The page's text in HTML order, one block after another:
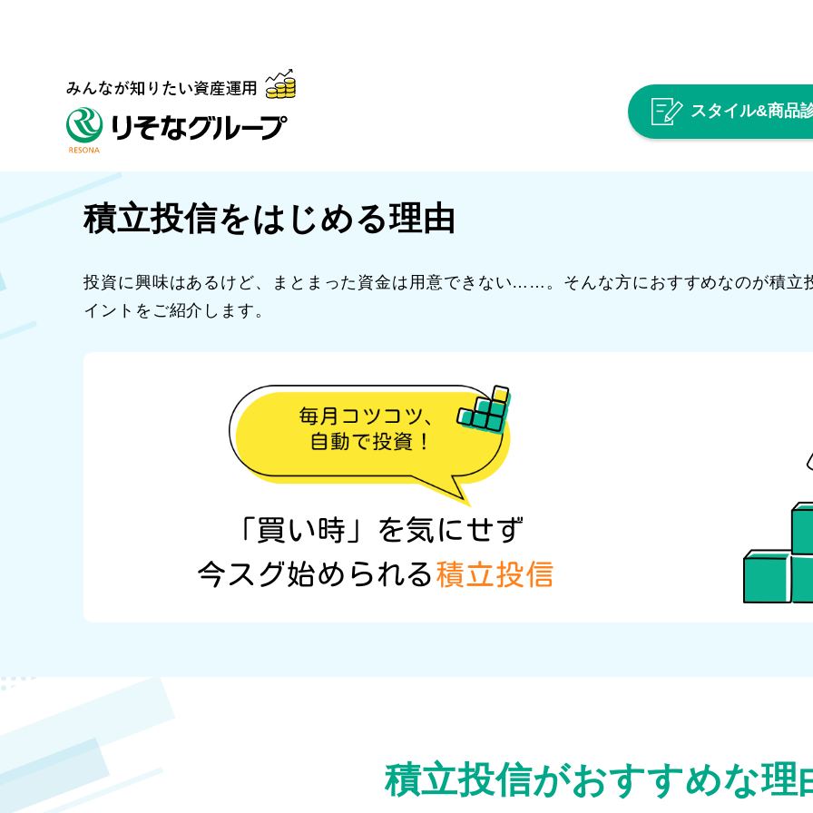
スタイル&商品
積立投信をはじめる理由
投資に興味はあるけど、まとまった資金は用意できない……。そんな方におすすめなのが積立
イントをご紹介します。
「買い時」を気にせず
今スグ始められる積立投信
積立投信がおすすめな理